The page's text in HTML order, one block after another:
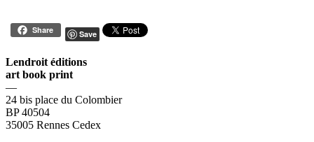
Share Save
Lendroit éditions
art book print
—
24 bis place du Colombier
BP 40504
35005 Rennes Cedex